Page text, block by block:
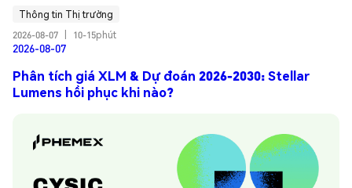
Thông tin Thị trường
2026-08-07
10-15phút
2026-08-07
Phân tích giá XLM & Dự đoán 2026-2030: Stellar
Lumens hồi phục khi nào?